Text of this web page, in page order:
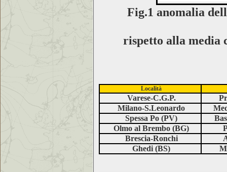
Fig.1 anomalia
rispetto alla media
Località
Varese-C.G.P.
Milano-S.Leonardo
Spessa Po (PV)
Olmo al Brembo (BG)
Brescia-Ronchi
Ghedi (BS)